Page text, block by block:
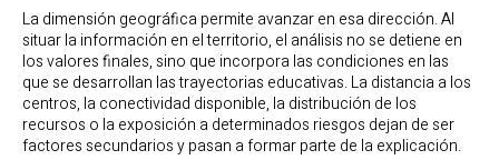
La dimensión geográfica permite avanzar en esa dirección. Al
situar la información en el territorio, el análisis no se detiene en
los valores finales, sino que incorpora las condiciones en las
que se desarrollan las trayectorias educativas. La distancia a los
centros, la conectividad disponible, la distribución de los
recursos o la exposición a determinados riesgos dejan de ser
factores secundarios y pasan a formar parte de la explicación.